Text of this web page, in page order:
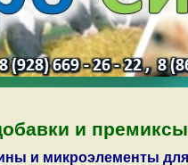
и
и микроэлементы